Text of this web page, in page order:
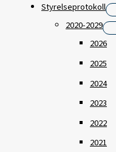
Styrelseprotokoll
2020-2029
2026
2025
2024
2023
2022
2021